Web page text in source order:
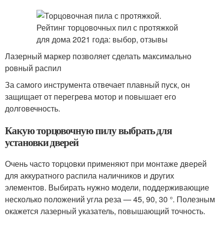
Лазерный маркер позволяет сделать максимально
ровный распил
За самого инструмента отвечает плавный пуск, он
защищает от перегрева мотор и повышает его
долговечность.
Какую торцовочную пилу выбрать для
установки дверей
Очень часто торцовки применяют при монтаже дверей
для аккуратного распила наличников и других
элементов. Выбирать нужно модели, поддерживающие
несколько положений угла реза — 45, 90, 30 °. Полезным
окажется лазерный указатель, повышающий точность.